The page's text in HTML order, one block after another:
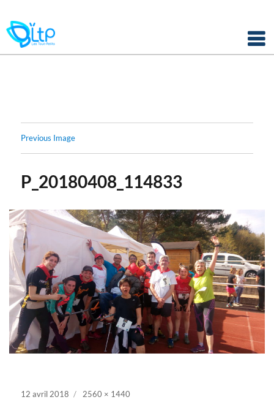
Skip
to
Previous Image
P_20180408_114833
Posted
12 avril 2018
Full
2560 × 1440